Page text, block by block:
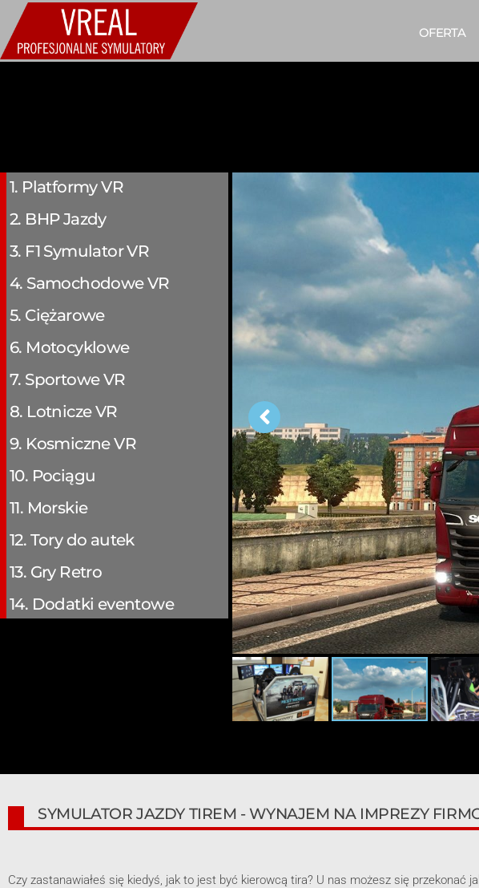
OFERTA
1. Platformy VR
2. BHP Jazdy
3. F1 Symulator VR
4. Samochodowe VR
5. Ciężarowe
6. Motocyklowe
7. Sportowe VR
8. Lotnicze VR
9. Kosmiczne VR
10. Pociągu
11. Morskie
12. Tory do autek
13. Gry Retro
14. Dodatki eventowe
SYMULATOR JAZDY TIREM - WYNAJEM NA IMPREZY
Czy zastanawiałeś się kiedyś, jak to jest być kierowcą tira? U nas możesz się